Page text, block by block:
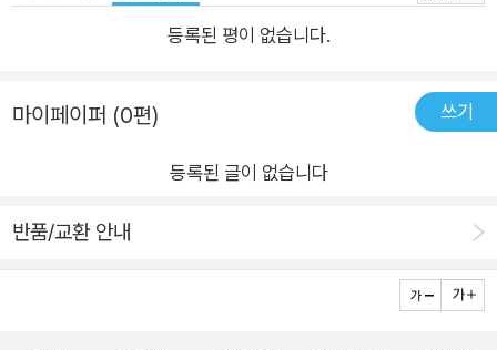
등록된 평이 없습니다.
마이페이퍼 (0편) 쓰기
등록된 글이 없습니다
반품/교환 안내